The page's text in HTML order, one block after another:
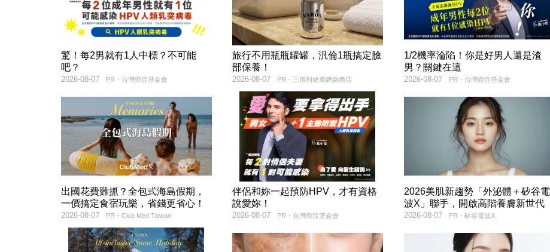
驚！每2男就有1人中標？不可能
吧？
PR・台灣癌症基金會
2026-08-07
旅行不用瓶瓶罐罐，汎倫1瓶搞定臉
部保養！
PR・三得利健康網路商店
2026-08-07
1/2機率淪陷！你是好男人還是渣
男？關鍵在這
PR・台灣癌症基金會
2026-08-07
出國花費難抓？全包式海島假期，
一價搞定食宿玩樂，省錢更省心！
PR・Club Med Taiwan
2026-08-07
伴侶和妳一起預防HPV，才有資格
說愛妳！
PR・台灣癌症基金會
2026-08-07
2026美肌新趨勢「外泌體＋矽谷電
波X」聯手，開啟高階養膚新世代
PR・矽谷電波X
2026-08-07